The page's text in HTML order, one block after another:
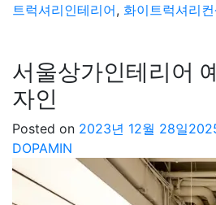
트럭셔리인테리어, 화이트럭셔리컨
서울상가인테리어
자인
Posted on 2023년 12월 28일
DOPAMIN